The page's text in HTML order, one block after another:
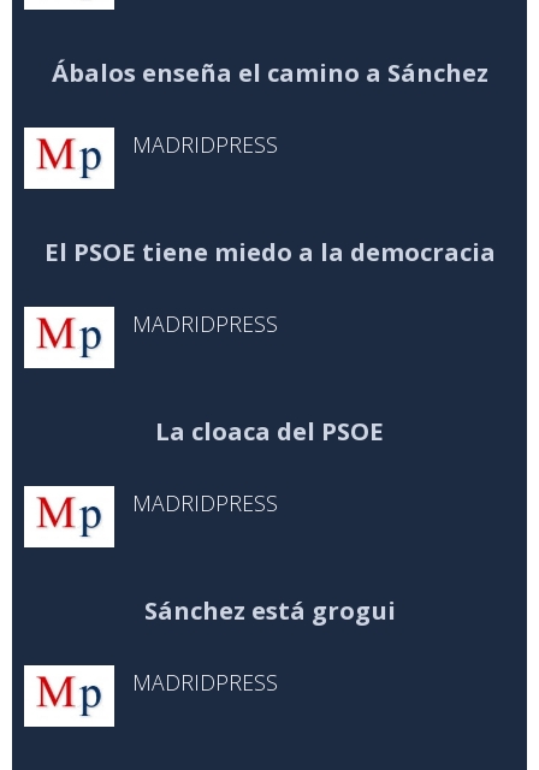
Ábalos enseña el camino a Sánchez
MADRIDPRESS
El PSOE tiene miedo a la democracia
MADRIDPRESS
La cloaca del PSOE
MADRIDPRESS
Sánchez está grogui
MADRIDPRESS